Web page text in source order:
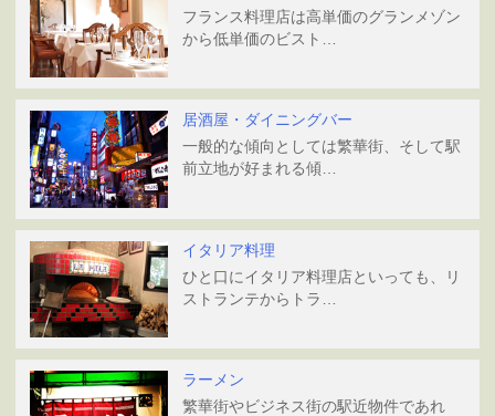
フランス料理店は高単価のグランメゾン
から低単価のビスト…
居酒屋・ダイニングバー
一般的な傾向としては繁華街、そして駅
前立地が好まれる傾…
イタリア料理
ひと口にイタリア料理店といっても、リ
ストランテからトラ…
ラーメン
繁華街やビジネス街の駅近物件であれ